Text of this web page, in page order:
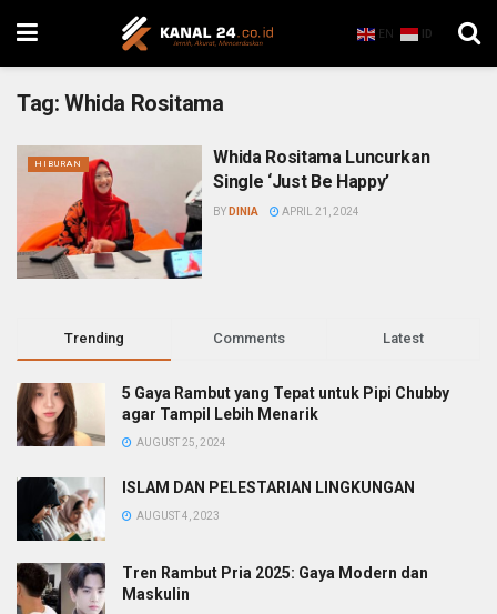
EN ID
Tag: Whida Rositama
HIBURAN
Whida Rositama Luncurkan
Single ‘Just Be Happy’
BY DINIA APRIL 21, 2024
Trending Comments Latest
5 Gaya Rambut yang Tepat untuk Pipi Chubby
agar Tampil Lebih Menarik
AUGUST 25, 2024
ISLAM DAN PELESTARIAN LINGKUNGAN
AUGUST 4, 2023
Tren Rambut Pria 2025: Gaya Modern dan
Maskulin